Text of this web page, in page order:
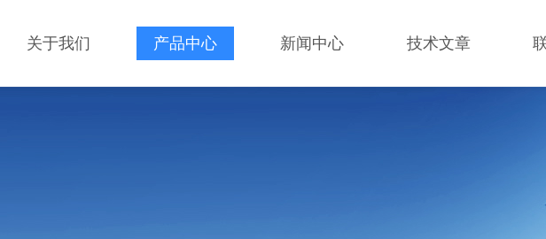
关于我们 产品中心 新闻中心 技术文章